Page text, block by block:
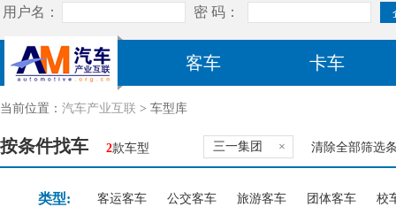
客车 卡车
当前位置： 汽车产业互联 > 车型库
按条件找车 2款车型 三一集团 × 清除全部筛选
类型: 客运客车 公交客车 旅游客车 团体客车 校